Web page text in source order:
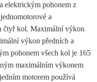
elektrickým pohonem z
a
čtyř kol. Maximální výkon
výkon předních a
pohonem všech kol je 165
maximálním výkonem
motorem používá